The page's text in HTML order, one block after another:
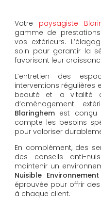
Votre paysagiste
gamme de
vos extérieurs.
soin pour garantir la
favorisant leur
L’entretien des
interventions régulières
beauté et la vitalité
d’aménagement
Blaringhem est conçu
compte les besoins
pour valoriser
En complément, des
des conseils anti-
maintenir un
Nuisible Environnement
éprouvée pour offrir
à chaque client.